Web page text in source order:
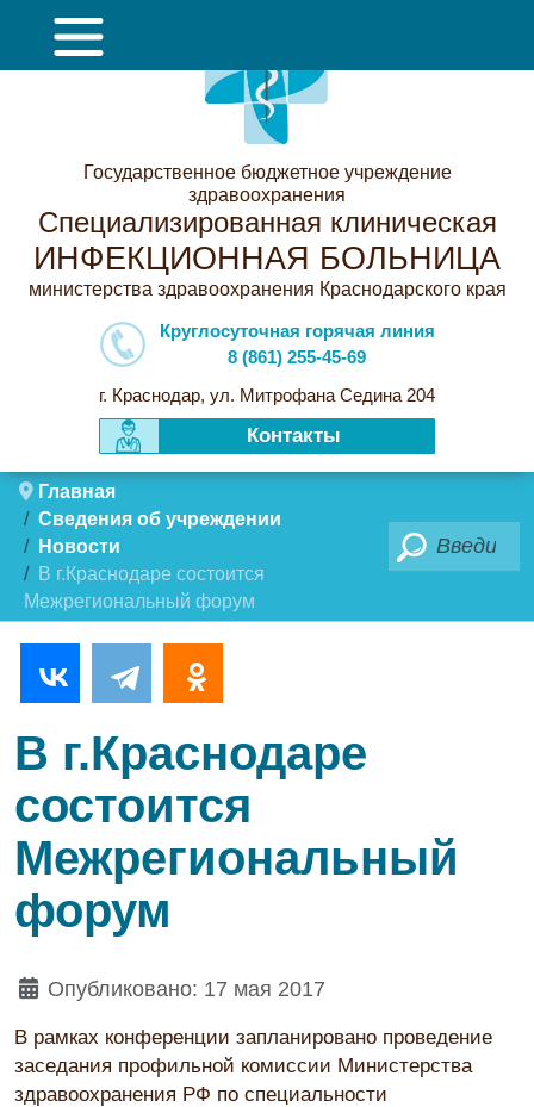
Государственное бюджетное учреждение
здравоохранения
Специализированная клиническая
ИНФЕКЦИОННАЯ БОЛЬНИЦА
министерства здравоохранения Краснодарского края
Круглосуточная горячая линия
8 (861) 255-45-69
г. Краснодар, ул. Митрофана Седина 204
Контакты
Главная
Сведения об учреждении
Новости
В г.Краснодаре состоится
Межрегиональный форум
Поиск
В г.Краснодаре
состоится
Межрегиональный
форум
Опубликовано: 17 мая 2017
В рамках конференции запланировано проведение
заседания профильной комиссии Министерства
здравоохранения РФ по специальности